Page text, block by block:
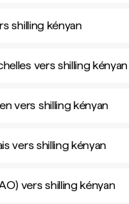
shilling kényan
vers shilling kényan
vers shilling kényan
vers shilling kényan
vers shilling kényan